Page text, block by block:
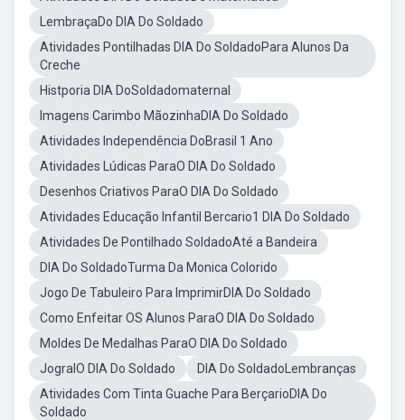
LembraçaDo DIA Do Soldado
Atividades Pontilhadas DIA Do SoldadoPara Alunos Da
Creche
Histporia DIA DoSoldadomaternal
Imagens Carimbo MãozinhaDIA Do Soldado
Atividades Independência DoBrasil 1 Ano
Atividades Lúdicas ParaO DIA Do Soldado
Desenhos Criativos ParaO DIA Do Soldado
Atividades Educação Infantil Bercario1 DIA Do Soldado
Atividades De Pontilhado SoldadoAté a Bandeira
DIA Do SoldadoTurma Da Monica Colorido
Jogo De Tabuleiro Para ImprimirDIA Do Soldado
Como Enfeitar OS Alunos ParaO DIA Do Soldado
Moldes De Medalhas ParaO DIA Do Soldado
JogralO DIA Do Soldado
DIA Do SoldadoLembranças
Atividades Com Tinta Guache Para BerçarioDIA Do
Soldado